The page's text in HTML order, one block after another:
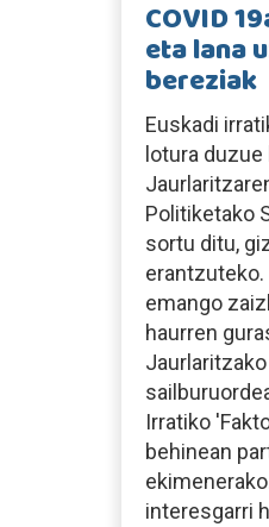
COVID
eta lana
bereziak
Euskadi
lotura
Politiketako
sortu ditu,
emango
haurren
Irratiko
behinean
interesgarri